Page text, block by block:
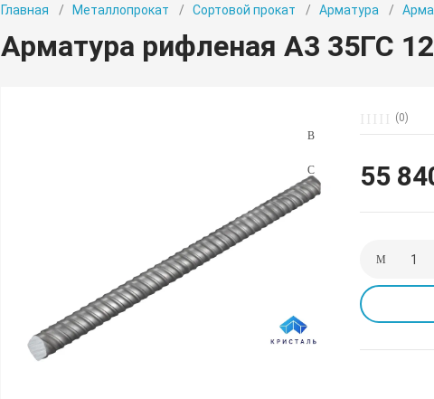
Главная Металлопрокат Сортовой прокат Арматура
Арматура рифленая А3 35ГС
(0)
55